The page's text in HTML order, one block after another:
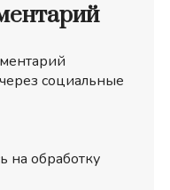
социальные
на обработку